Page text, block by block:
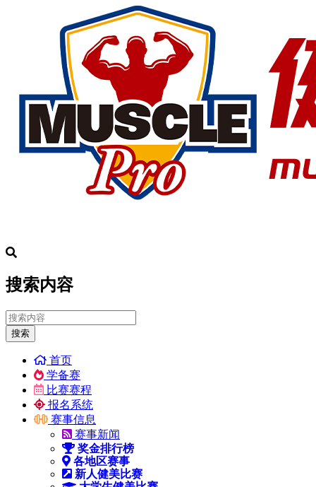
搜索内容
搜索
首页
学备赛
比赛赛程
报名系统
赛事信息
赛事新闻
奖金排行榜
各地区赛事
新人健美比赛